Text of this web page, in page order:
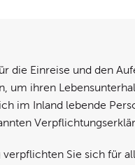
die Einreise und den
um ihren
im Inland lebende
Sie sich für